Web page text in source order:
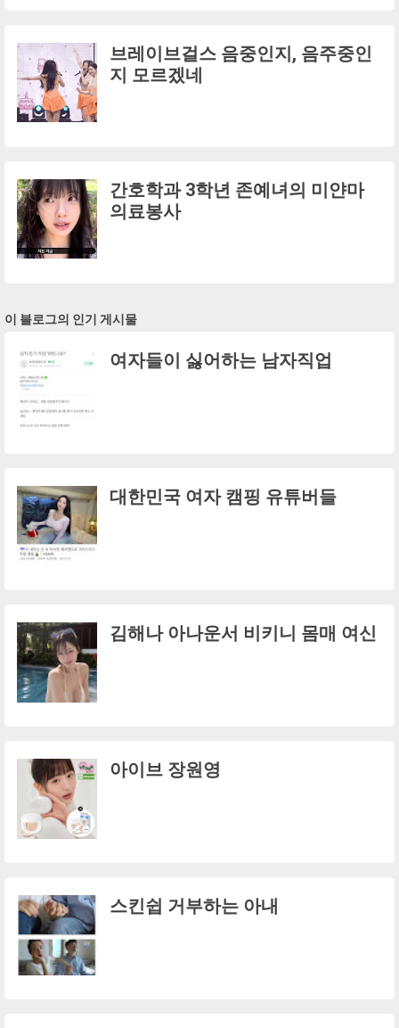
브레이브걸스 음중인지, 음주중인
지 모르겠네
간호학과 3학년 존예녀의 미얀마
의료봉사
이 블로그의 인기 게시물
여자들이 싫어하는 남자직업
대한민국 여자 캠핑 유튜버들
김해나 아나운서 비키니 몸매 여신
아이브 장원영
스킨쉽 거부하는 아내